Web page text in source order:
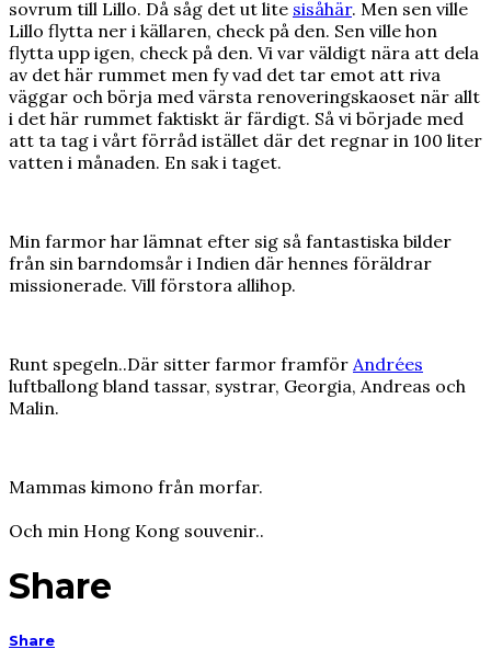
sovrum till Lillo. Då såg det ut lite sisåhär. Men sen ville
Lillo flytta ner i källaren, check på den. Sen ville hon
flytta upp igen, check på den. Vi var väldigt nära att dela
av det här rummet men fy vad det tar emot att riva
väggar och börja med värsta renoveringskaoset när allt
i det här rummet faktiskt är färdigt. Så vi började med
att ta tag i vårt förråd istället där det regnar in 100 liter
vatten i månaden. En sak i taget.
Min farmor har lämnat efter sig så fantastiska bilder
från sin barndomsår i Indien där hennes föräldrar
missionerade. Vill förstora allihop.
Runt spegeln..Där sitter farmor framför Andrées
luftballong bland tassar, systrar, Georgia, Andreas och
Malin.
Mammas kimono från morfar.
Och min Hong Kong souvenir..
Share
Share